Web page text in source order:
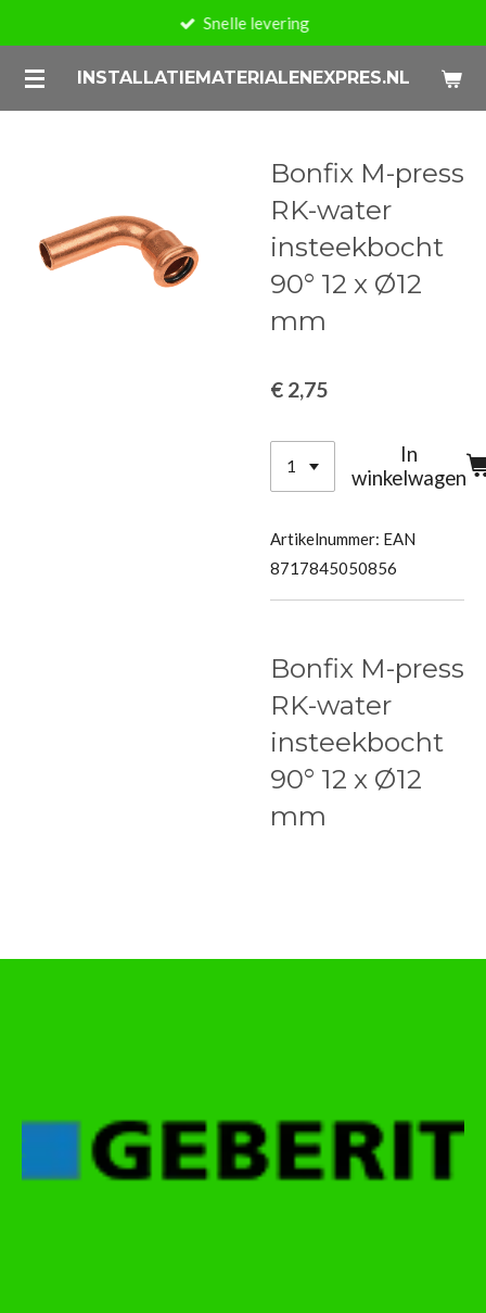
naar
de
INSTALLATIEMATERIALENEXPRES.NL
Snelle levering
Bonfix M-press
RK-water
insteekbocht
90° 12 x Ø12
mm
€ 2,75
In
winkelwagen
Artikelnummer: EAN
8717845050856
Bonfix M-press
RK-water
insteekbocht
90° 12 x Ø12
mm